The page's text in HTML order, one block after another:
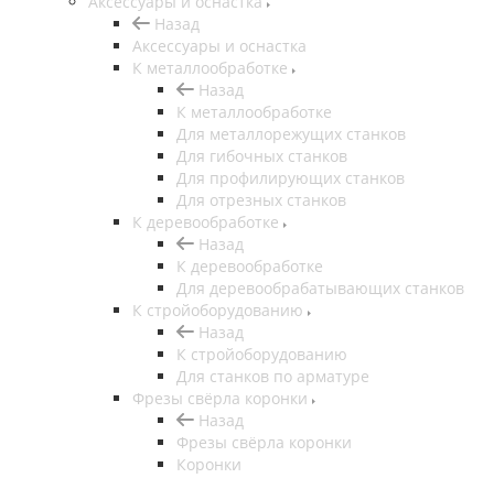
Назад
Аксeccyapы и оснастка
К металлообработке
Назад
К металлообработке
Для металлорежущих станков
Для гибочных станков
Для профилирующих станков
Для отрезных станков
К деревообработке
Назад
К деревообработке
Для деревообрабатывающих станков
К стройоборудованию
Назад
К стройоборудованию
Для станков по арматуре
Фрезы свёрла коронки
Назад
Фрезы свёрла коронки
Коронки